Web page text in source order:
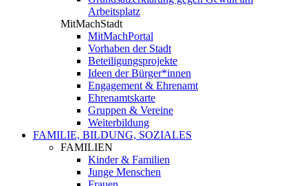
Arbeitsplatz
MitMachStadt
MitMachPortal
Vorhaben der Stadt
Beteiligungsprojekte
Ideen der Bürger*innen
Engagement & Ehrenamt
Ehrenamtskarte
Gruppen & Vereine
Weiterbildung
FAMILIE, BILDUNG, SOZIALES
FAMILIEN
Kinder & Familien
Junge Menschen